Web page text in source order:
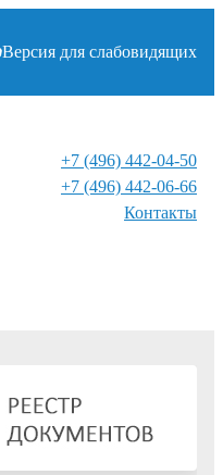
Версия для слабовидящих
+7 (496) 442-04-50
+7 (496) 442-06-66
Контакты⁠